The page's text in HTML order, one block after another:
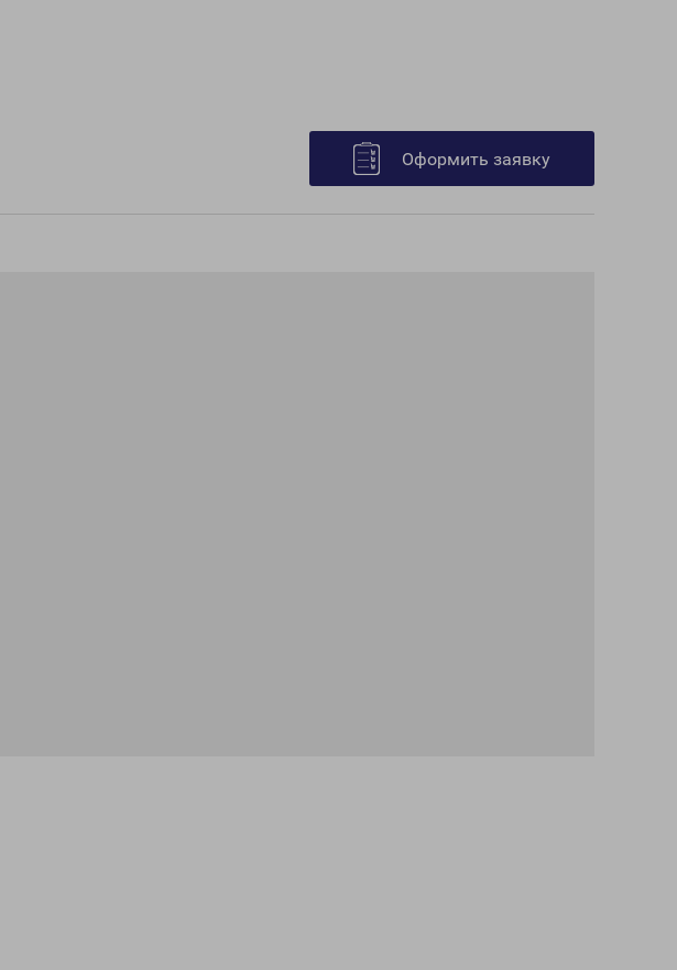
Оформить заявку